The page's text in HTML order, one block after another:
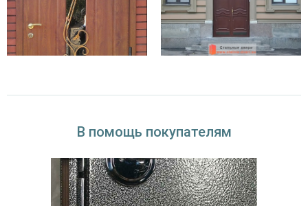
В помощь покупателям